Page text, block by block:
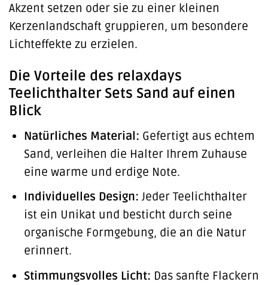
Akzent setzen oder sie zu einer kleinen
Kerzenlandschaft gruppieren, um besondere
Lichteffekte zu erzielen.
Die Vorteile des relaxdays
Teelichthalter Sets Sand auf einen
Blick
Natürliches Material: Gefertigt aus echtem
Sand, verleihen die Halter Ihrem Zuhause
eine warme und erdige Note.
Individuelles Design: Jeder Teelichthalter
ist ein Unikat und besticht durch seine
organische Formgebung, die an die Natur
erinnert.
Stimmungsvolles Licht: Das sanfte Flackern